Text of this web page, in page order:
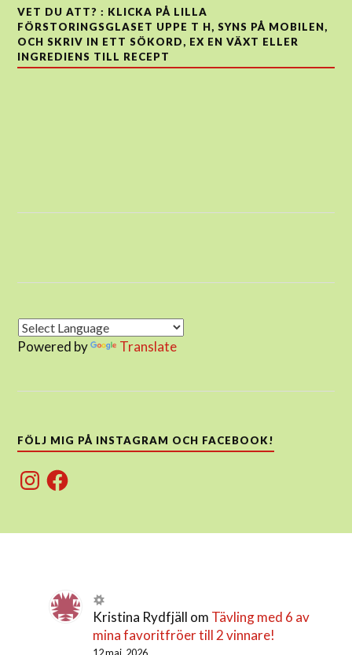
VET DU ATT? : KLICKA PÅ LILLA
FÖRSTORINGSGLASET UPPE T H, SYNS PÅ MOBILEN,
OCH SKRIV IN ETT SÖKORD, EX EN VÄXT ELLER
INGREDIENS TILL RECEPT
Powered by Translate
FÖLJ MIG PÅ INSTAGRAM OCH FACEBOOK!
InstagramFacebook
Kristina Rydfjäll om Tävling med 6 av
mina favoritfröer till 2 vinnare!